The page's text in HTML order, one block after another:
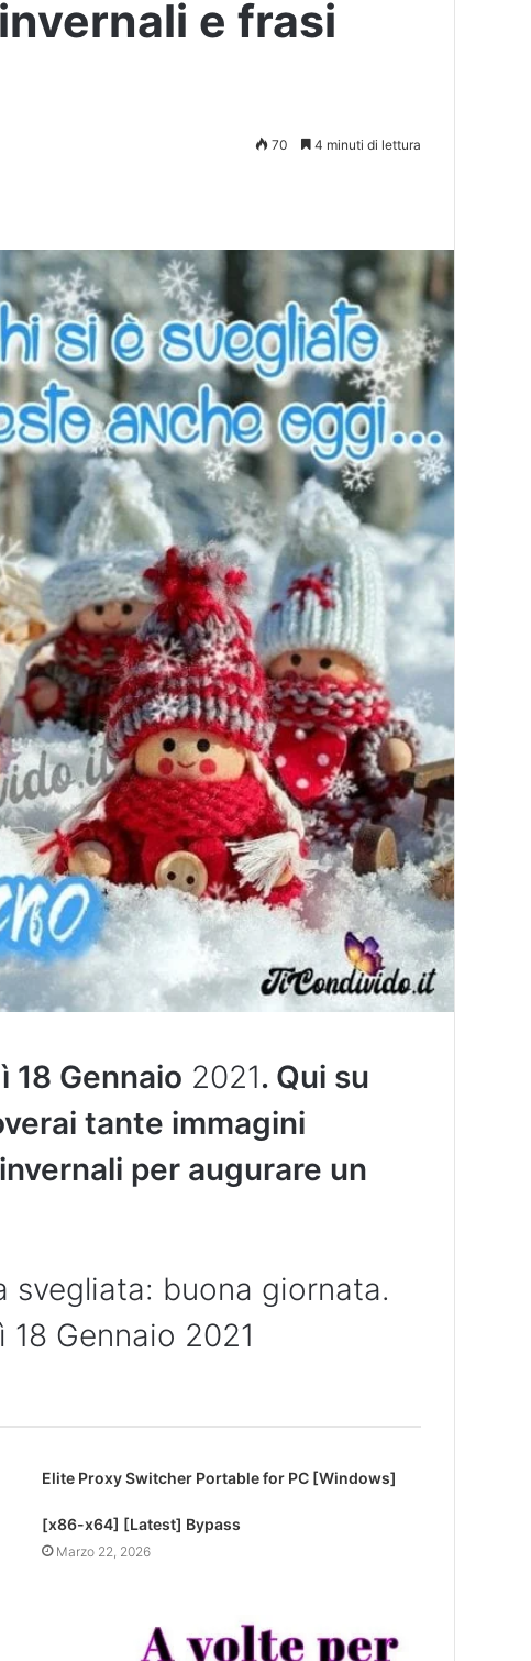
e frasi
70 4 minuti di lettura
18 Gennaio 2021. Qui su
tante immagini
per augurare un
svegliata: buona giornata.
Gennaio 2021
Elite Proxy Switcher Portable for PC [Windows]
[x86-x64] [Latest] Bypass
Marzo 22, 2026